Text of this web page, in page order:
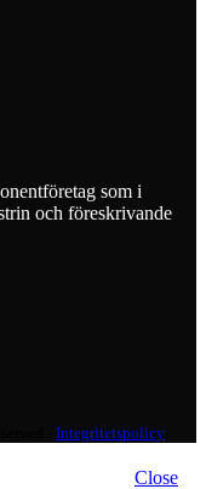
som i
och föreskrivande
Integritetspolicy
Close